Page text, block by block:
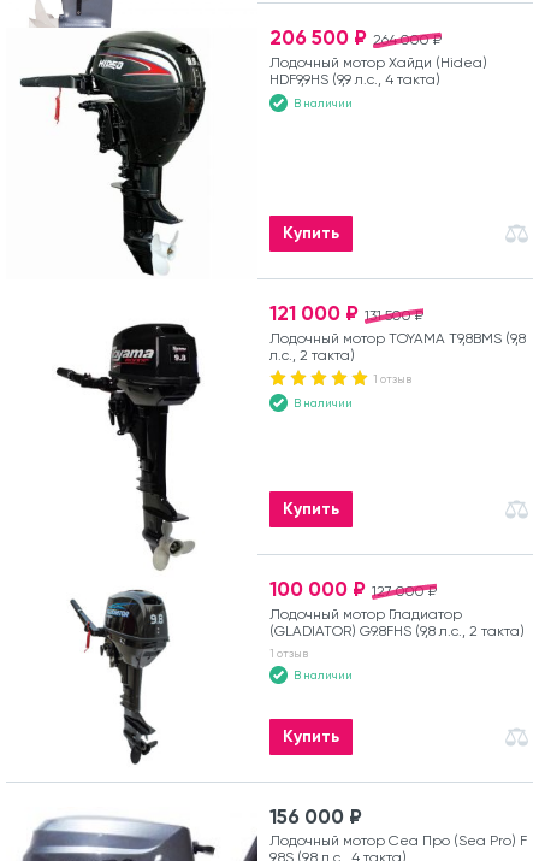
264 000 ₽
206 500 ₽
Лодочный мотор Хайди (Hidea)
HDF9,9HS (9,9 л.с., 4 такта)
В наличии
Купить
131 500 ₽
121 000 ₽
Лодочный мотор TOYAMA T9,8BMS (9,8
л.с., 2 такта)
1 отзыв
В наличии
Купить
127 000 ₽
100 000 ₽
Лодочный мотор Гладиатор
(GLADIATOR) G9.8FHS (9,8 л.с., 2 такта)
1 отзыв
В наличии
Купить
156 000 ₽
Лодочный мотор Сеа Про (Sea Pro) F
9.8S (9,8 л.с., 4 такта)